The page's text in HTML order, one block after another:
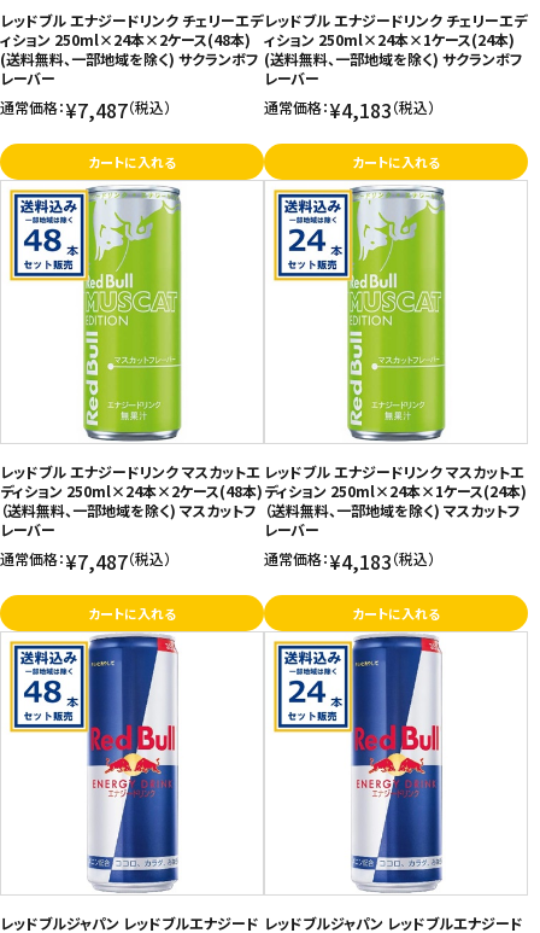
特定商取引法表示について
プライバシーポリシー
利用規約
会社概要
レッドブル エナジードリンク チェリーエデ
ィション 250ml×24本×2ケース(48本)
(送料無料、一部地域を除く) サクランボフ
レーバー
通常価格：¥7,487（税込）
カートに入れる
レッドブル エナジードリンク チェリーエデ
ィション 250ml×24本×1ケース(24本)
(送料無料、一部地域を除く) サクランボフ
レーバー
通常価格：¥4,183（税込）
カートに入れる
レッドブル エナジードリンク マスカットエ
ディション 250ml×24本×2ケース(48本)
（送料無料、一部地域を除く) マスカットフ
レーバー
通常価格：¥7,487（税込）
カートに入れる
レッドブル エナジードリンク マスカットエ
ディション 250ml×24本×1ケース(24本)
（送料無料、一部地域を除く) マスカットフ
レーバー
通常価格：¥4,183（税込）
カートに入れる
レッドブルジャパン レッドブルエナジード レッドブルジャパン レッドブルエナジード